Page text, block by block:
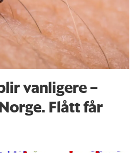
vanligere –
Flått får